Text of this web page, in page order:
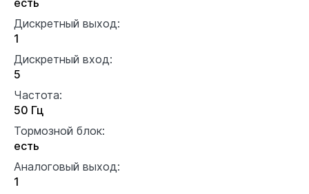
Дискретный выход:
1
Дискретный вход:
5
Частота:
50 Гц
Тормозной блок:
есть
Аналоговый выход:
1